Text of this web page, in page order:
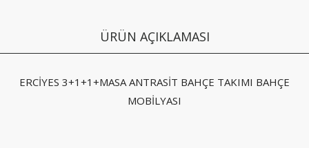
ÜRÜN AÇIKLAMASI
ERCİYES 3+1+1+MASA ANTRASİT BAHÇE TAKIMI BAHÇE
MOBİLYASI